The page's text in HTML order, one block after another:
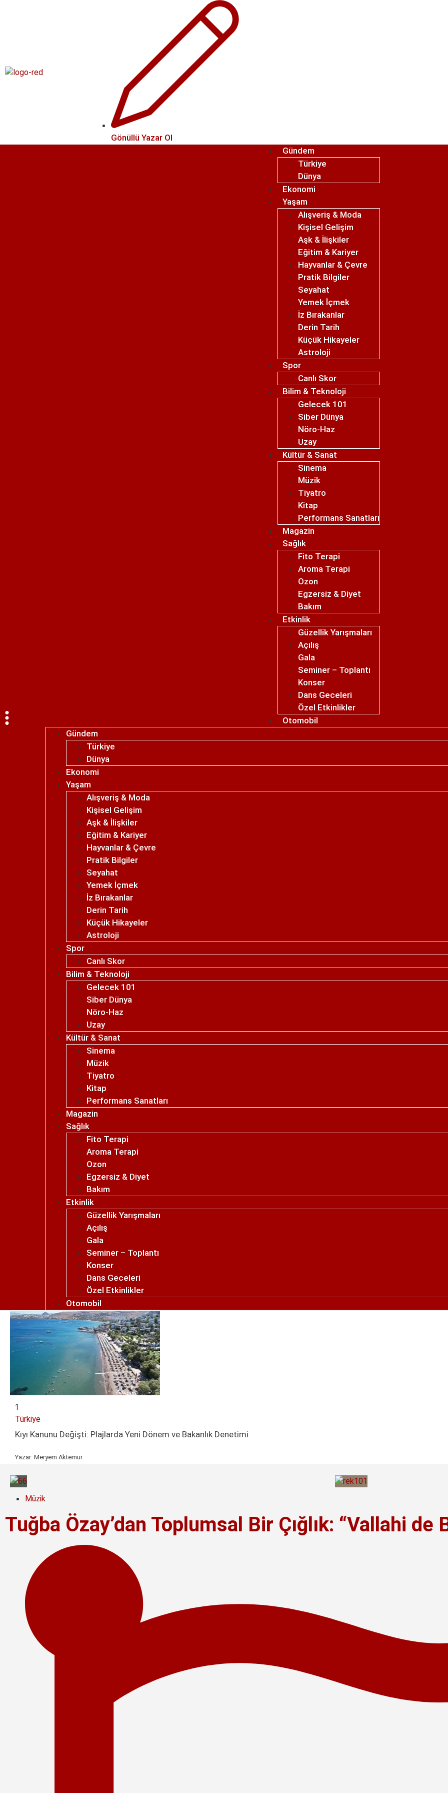
Gönüllü Yazar Ol
Gündem
Türkiye
Dünya
Ekonomi
Yaşam
Alışveriş & Moda
Kişisel Gelişim
Aşk & İlişkiler
Eğitim & Kariyer
Hayvanlar & Çevre
Pratik Bilgiler
Seyahat
Yemek İçmek
İz Bırakanlar
Derin Tarih
Küçük Hikayeler
Astroloji
Spor
Canlı Skor
Bilim & Teknoloji
Gelecek 101
Siber Dünya
Nöro-Haz
Uzay
Kültür & Sanat
Sinema
Müzik
Tiyatro
Kitap
Performans Sanatları
Magazin
Sağlık
Fito Terapi
Aroma Terapi
Ozon
Egzersiz & Diyet
Bakım
Etkinlik
Güzellik Yarışmaları
Açılış
Gala
Seminer – Toplantı
Konser
Dans Geceleri
Özel Etkinlikler
Otomobil
Gündem
Türkiye
Dünya
Ekonomi
Yaşam
Alışveriş & Moda
Kişisel Gelişim
Aşk & İlişkiler
Eğitim & Kariyer
Hayvanlar & Çevre
Pratik Bilgiler
Seyahat
Yemek İçmek
İz Bırakanlar
Derin Tarih
Küçük Hikayeler
Astroloji
Spor
Canlı Skor
Bilim & Teknoloji
Gelecek 101
Siber Dünya
Nöro-Haz
Uzay
Kültür & Sanat
Sinema
Müzik
Tiyatro
Kitap
Performans Sanatları
Magazin
Sağlık
Fito Terapi
Aroma Terapi
Ozon
Egzersiz & Diyet
Bakım
Etkinlik
Güzellik Yarışmaları
Açılış
Gala
Seminer – Toplantı
Konser
Dans Geceleri
Özel Etkinlikler
Otomobil
1
Türkiye
Kıyı Kanunu Değişti: Plajlarda Yeni Dönem ve Bakanlık Denetimi
Yazar: Meryem Aktemur
Müzik
Tuğba Özay’dan Toplumsal Bir Çığlık: “Vallahi de